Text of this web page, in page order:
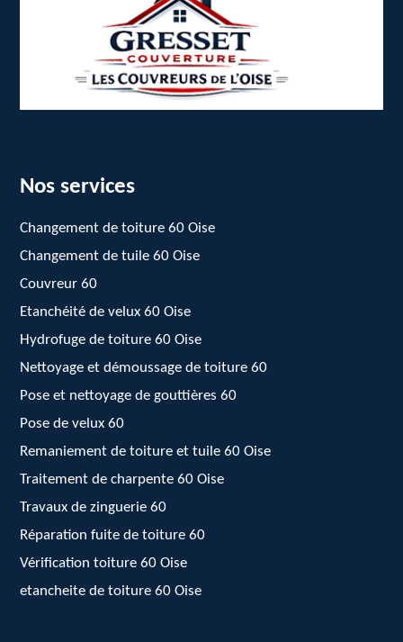
Nos services
Changement de toiture 60 Oise
Changement de tuile 60 Oise
Couvreur 60
Etanchéité de velux 60 Oise
Hydrofuge de toiture 60 Oise
Nettoyage et démoussage de toiture 60
Pose et nettoyage de gouttières 60
Pose de velux 60
Remaniement de toiture et tuile 60 Oise
Traitement de charpente 60 Oise
Travaux de zinguerie 60
Réparation fuite de toiture 60
Vérification toiture 60 Oise
etancheite de toiture 60 Oise